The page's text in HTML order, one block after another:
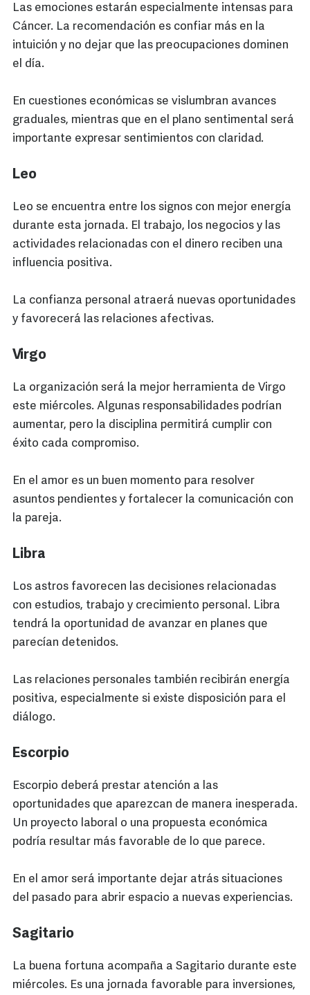
Las emociones estarán especialmente intensas para
Cáncer. La recomendación es confiar más en la
intuición y no dejar que las preocupaciones dominen
el día.
En cuestiones económicas se vislumbran avances
graduales, mientras que en el plano sentimental será
importante expresar sentimientos con claridad.
Leo
Leo se encuentra entre los signos con mejor energía
durante esta jornada. El trabajo, los negocios y las
actividades relacionadas con el dinero reciben una
influencia positiva.
La confianza personal atraerá nuevas oportunidades
y favorecerá las relaciones afectivas.
Virgo
La organización será la mejor herramienta de Virgo
este miércoles. Algunas responsabilidades podrían
aumentar, pero la disciplina permitirá cumplir con
éxito cada compromiso.
En el amor es un buen momento para resolver
asuntos pendientes y fortalecer la comunicación con
la pareja.
Libra
Los astros favorecen las decisiones relacionadas
con estudios, trabajo y crecimiento personal. Libra
tendrá la oportunidad de avanzar en planes que
parecían detenidos.
Las relaciones personales también recibirán energía
positiva, especialmente si existe disposición para el
diálogo.
Escorpio
Escorpio deberá prestar atención a las
oportunidades que aparezcan de manera inesperada.
Un proyecto laboral o una propuesta económica
podría resultar más favorable de lo que parece.
En el amor será importante dejar atrás situaciones
del pasado para abrir espacio a nuevas experiencias.
Sagitario
La buena fortuna acompaña a Sagitario durante este
miércoles. Es una jornada favorable para inversiones,